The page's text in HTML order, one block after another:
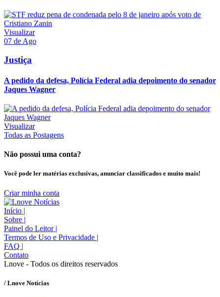
Visualizar
07 de Ago
Justiça
A pedido da defesa, Polícia Federal adia depoimento do senador
Jaques Wagner
Visualizar
Todas as Postagens
Não possui uma conta?
Você pode ler matérias exclusivas, anunciar classificados e muito mais!
Criar minha conta
Início |
Sobre |
Painel do Leitor |
Termos de Uso e Privacidade |
FAQ |
Contato
Lnove - Todos os direitos reservados
/ Lnove Notícias